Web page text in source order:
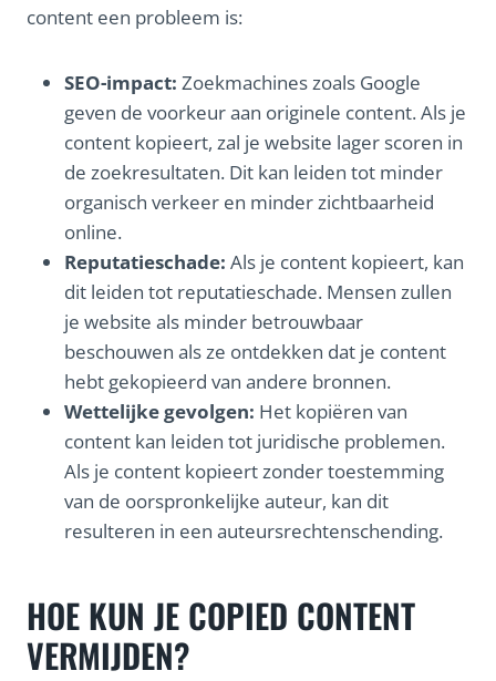
content een probleem is:
SEO-impact: Zoekmachines zoals Google
geven de voorkeur aan originele content. Als je
content kopieert, zal je website lager scoren in
de zoekresultaten. Dit kan leiden tot minder
organisch verkeer en minder zichtbaarheid
online.
Reputatieschade: Als je content kopieert, kan
dit leiden tot reputatieschade. Mensen zullen
je website als minder betrouwbaar
beschouwen als ze ontdekken dat je content
hebt gekopieerd van andere bronnen.
Wettelijke gevolgen: Het kopiëren van
content kan leiden tot juridische problemen.
Als je content kopieert zonder toestemming
van de oorspronkelijke auteur, kan dit
resulteren in een auteursrechtenschending.
HOE KUN JE COPIED CONTENT
VERMIJDEN?